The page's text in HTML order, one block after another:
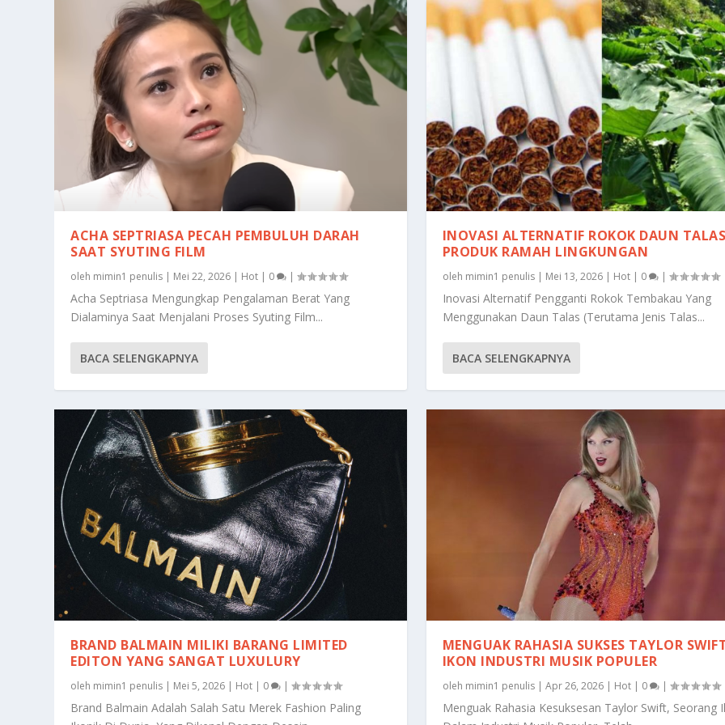
ACHA SEPTRIASA PECAH PEMBULUH DARAH
SAAT SYUTING FILM
oleh mimin1 penulis | Mei 22, 2026 | Hot | 0 |
Acha Septriasa Mengungkap Pengalaman Berat Yang
Dialaminya Saat Menjalani Proses Syuting Film...
BACA SELENGKAPNYA
BRAND BALMAIN MILIKI BARANG LIMITED
EDITON YANG SANGAT LUXULURY
oleh mimin1 penulis | Mei 5, 2026 | Hot | 0 |
Brand Balmain Adalah Salah Satu Merek Fashion Paling
INOVASI ALTERNATIF ROKOK DAUN
PRODUK RAMAH LINGKUNGAN
oleh mimin1 penulis| Mei 13, 2026| Hot| 0 |
Inovasi Alternatif Pengganti Rokok Tembakau Yang
Menggunakan Daun Talas (Terutama Jenis Talas...
BACA SELENGKAPNYA
MENGUAK RAHASIA SUKSES TAYLOR
IKON INDUSTRI MUSIK POPULER
oleh mimin1 penulis| Apr 26, 2026| Hot| 0 |
Menguak Rahasia Kesuksesan Taylor Swift, Seorang